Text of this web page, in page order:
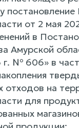
постановление
от 2 мая
в
Амурской
г. № 606» в
отходов на
для